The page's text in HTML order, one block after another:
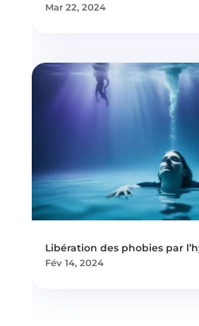
Mar 22, 2024
Libération des phobies par
Fév 14, 2024